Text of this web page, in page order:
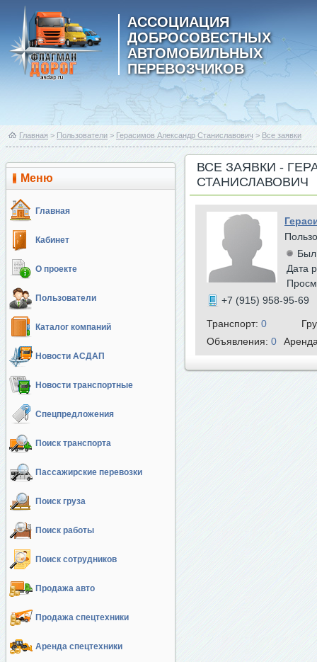
АССОЦИАЦИЯ
ДОБРОСОВЕСТНЫХ
АВТОМОБИЛЬНЫХ
ПЕРЕВОЗЧИКОВ
Главная > Пользователи > Герасимов Александр Станиславович > Все заявки
Меню
Главная
Кабинет
О проекте
Пользователи
Каталог компаний
Новости АСДАП
Новости транспортные
Спецпредложения
Поиск транспорта
Пассажирские перевозки
Поиск груза
Поиск работы
Поиск сотрудников
Продажа авто
Продажа спецтехники
Аренда спецтехники
ВСЕ ЗАЯВКИ -
СТАНИСЛАВОВИЧ
Был
Дата
+7 (915) 958-95-69
Транспорт: 0
Объявления: 0